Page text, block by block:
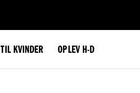
TIL KVINDER OPLEV H-D